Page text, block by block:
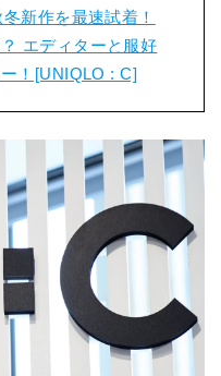
新作を最速試着！
エディターと服好
！[UNIQLO : C]